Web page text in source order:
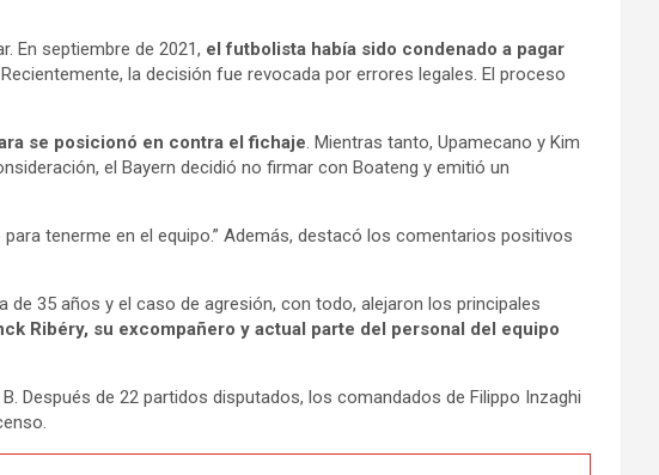
En septiembre de 2021, el futbolista había sido condenado a pagar
la decisión fue revocada por errores legales. El proceso
se posicionó en contra el fichaje. Mientras tanto, Upamecano y Kim
el Bayern decidió no firmar con Boateng y emitió un
tenerme en el equipo.” Además, destacó los comentarios positivos
35 años y el caso de agresión, con todo, alejaron los principales
Ribéry, su excompañero y actual parte del personal del equipo
Después de 22 partidos disputados, los comandados de Filippo Inzaghi